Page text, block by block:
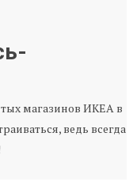
магазинов ИКЕА в
ведь всегда